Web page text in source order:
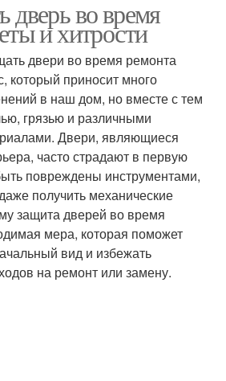
Окна на время
дверь во время
и хитрости
двери во время ремонта
который приносит много
в наш дом, но вместе с тем
грязью и различными
Двери, являющиеся
часто страдают в первую
повреждены инструментами,
получить механические
защита дверей во время
мера, которая поможет
вид и избежать
на ремонт или замену.